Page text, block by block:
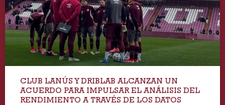
CLUB LANÚS Y DRIBLAB ALCANZAN UN
ACUERDO PARA IMPULSAR EL ANÁLISIS DEL
RENDIMIENTO A TRAVÉS DE LOS DATOS